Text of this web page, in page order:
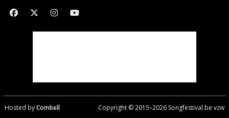
Hosted byCombell Copyright © 2015–2026Songfestival.be vzw